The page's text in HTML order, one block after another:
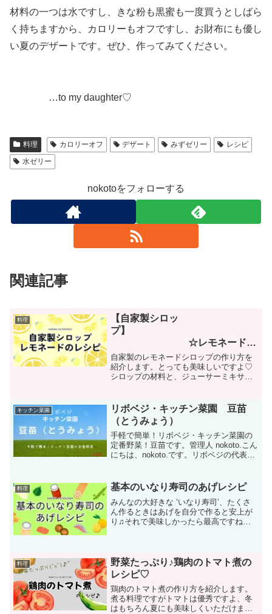
材料の一つは水ですし、きな粉も黒蜜も一度買うとしばら
く持ちますから、カロリーもオフですし、お財布にも優し
い夏のデザートです。ぜひ、作ってみてください。
…to my daughter♡
料理 カロリーオフ デザート みずゼリー
レシピ
水ゼリー
nokotoをフォローする
関連記事
料理
【自家製シロッ
プ】
☆レモネードの
シロップのレシピ
自家製のレモネードシロップの作り方を
紹介します。とっても美味しいですよ♡
シロップの材料と、ジューサーミキサー
割ってほっこりあたたまるホットレモン
で楽しめます。ぜひ、トラ...
キッチン菜園
リボベジ・キッチン菜園 豆苗
（とうみょう）
手軽で簡単！リボベジ・キッチン菜園の
定番野菜！豆苗です。管理人 nokoto.こん
にちは、nokoto.です。リボベジの代表野
できる！本当に優秀な野菜です。今回は
手軽に...
料理 基本のいなり寿司のあげレシピ
みんなの大好きな ‘いなり寿司’、たくさ
ん作るときはあげを自分で作ると安上が
り♫それで美味しかったら最高ですね！
い道いろいろです。た...
料理
野菜たっぷり♪鶏肉のトマト煮の
レシピ♡
鶏肉のトマト煮の作り方を紹介します。
煮る料理ですがトマトは優秀ですよ、冬
はもちろん夏にも美味しくいただけます